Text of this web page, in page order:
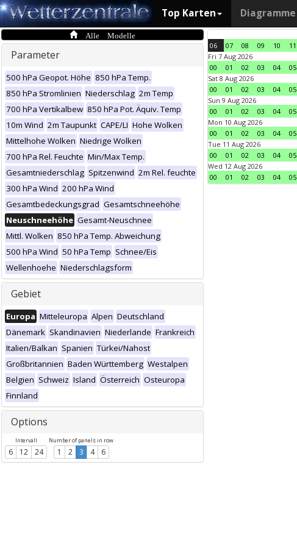
Top Karten Diagramme
Alle Modelle
Parameter
500 hPa Geopot. Höhe 850 hPa Temp.
850 hPa Stromlinien Niederschlag 2m Temp
700 hPa Vertikalbew 850 hPa Pot. Äquiv. Temp
10m Wind 2m Taupunkt CAPE/LI Hohe Wolken
Mittelhohe Wolken Niedrige Wolken
700 hPa Rel. Feuchte Min/Max Temp.
Gesamtniederschlag Spitzenwind 2m Rel. feuchte
300 hPa Wind 200 hPa Wind
Gesamtbedeckungsgrad Gesamtschneehöhe
Neuschneehöhe Gesamt-Neuschnee
Mittl. Wolken 850 hPa Temp. Abweichung
500 hPa Wind 50 hPa Temp Schnee/Eis
Wellenhoehe Niederschlagsform
Gebiet
Europa Mitteleuropa Alpen Deutschland
Dänemark Skandinavien Niederlande Frankreich
Italien/Balkan Spanien Türkei/Nahost
Großbritannien Baden Württemberg Westalpen
Belgien Schweiz Island Österreich Osteuropa
Finnland
Options
Intervall
6 12 24
Number of panels in row
1 2 3 4 6
06 07 08 09 10 11
Fri 7 Aug 2026
00
01 02 03 04 05
Sat 8 Aug 2026
00
01 02 03 04 05
Sun 9 Aug 2026
00
01 02 03 04 05
Mon 10 Aug 2026
00
01 02 03 04 05
Tue 11 Aug 2026
00
01 02 03 04 05
Wed 12 Aug 2026
00
01 02 03 04 05